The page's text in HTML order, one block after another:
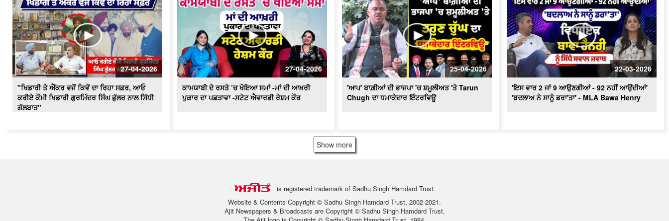
27-04-2026
"ਖਿਡਾਰੀ ਤੇ ਐਂਕਰ ਵਜੋਂ ਕਿਵੇਂ ਦਾ ਰਿਹਾ ਸਫ਼ਰ, ਆਓ
ਕਰੀਏ ਕੌਮੀ ਖਿਡਾਰੀ ਗੁਰਮਿੰਦਰ ਸਿੰਘ ਭੁੱਲਰ ਨਾਲ ਸਿੱਧੀ
ਗੱਲਬਾਤ"
27-04-2026
ਕਾਮਯਾਬੀ ਦੇ ਰਸਤੇ ’ਚ ਖੋਇਆ ਸਮਾਂ -ਮਾਂ ਦੀ ਆਖ਼ਰੀ
ਪੁਕਾਰ ਦਾ ਪਛਤਾਵਾ -ਸਟੇਟ ਐਵਾਰਡੀ ਰੇਸ਼ਮ ਕੌਰ
25-04-2026
'ਆਪ' ਬਾਗ਼ੀਆਂ ਦੀ ਭਾਜਪਾ 'ਚ ਸ਼ਮੂਲੀਅਤ 'ਤੇ Tarun
Chugh ਦਾ ਧਮਾਕੇਦਾਰ ਇੰਟਰਵਿਊ
22-03-2026
'ਇਸ ਵਾਰ 2 ਜਾਂ 9 ਆਉਣਗੀਆਂ - 92 ਨਹੀਂ ਆਉਂਦੀਆਂ'
'ਬਦਲਾਅ ਨੇ ਸਾਨੂੰ ਡਰਾ'ਤਾ' - MLA Bawa Henry
Show more
is registered trademark of Sadhu Singh Hamdard Trust.
Website & Contents Copyright © Sadhu Singh Hamdard Trust, 2002-2021.
Ajit Newspapers & Broadcasts are Copyright © Sadhu Singh Hamdard Trust.